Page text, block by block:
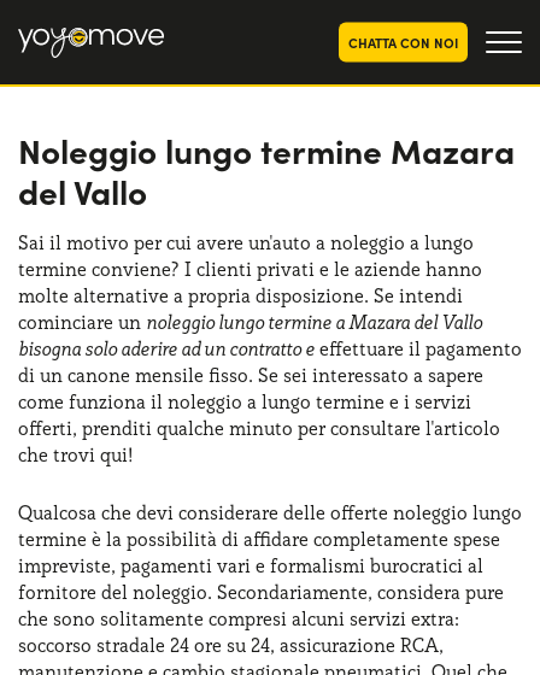
CHATTA CON NOI
OFFERTE NOLEGGIO
LUNGO TERMINE
Privati
Aziende e P.IVA
OFFERTE NOLEGGIO
CHI SIAMO
La nostra storia
Lavora con noi
COME FUNZIONA
PERCHÉ CONVIENE
Serve assistenza? 800595799
Noleggio lungo termine Mazara
del Vallo
Sai il motivo per cui avere un'auto a noleggio a lungo
termine conviene? I clienti privati e le aziende hanno
molte alternative a propria disposizione. Se intendi
cominciare un noleggio lungo termine a Mazara del Vallo
bisogna solo aderire ad un contratto e effettuare il pagamento
di un canone mensile fisso. Se sei interessato a sapere
come funziona il noleggio a lungo termine e i servizi
offerti, prenditi qualche minuto per consultare l'articolo
che trovi qui!
Qualcosa che devi considerare delle offerte noleggio lungo
termine è la possibilità di affidare completamente spese
impreviste, pagamenti vari e formalismi burocratici al
fornitore del noleggio. Secondariamente, considera pure
che sono solitamente compresi alcuni servizi extra:
soccorso stradale 24 ore su 24, assicurazione RCA,